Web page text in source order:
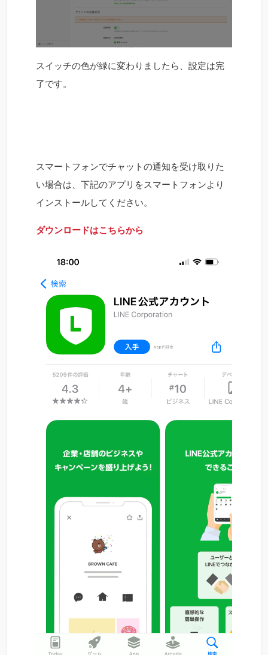
スイッチの色が緑に変わりましたら、設定は完
了です。
スマートフォンでチャットの通知を受け取りた
い場合は、下記のアプリをスマートフォンより
インストールしてください。
ダウンロードはこちらから